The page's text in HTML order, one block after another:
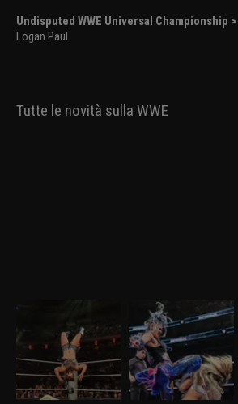
Undisputed WWE Universal Championship >
Logan Paul
Tutte le novità sulla WWE
WWE Raw 30 marzo
Madison Square
Garden
Nella puntata di Raw del
30 marzo, visibile su
discovery+, al Madison
Square Garden ci sono in
palio i titoli tag team
WWE SmackDown 27
marzo 2026: Tiffany
sfida Giulia
Nella puntata di
SmackDown del 27
marzo, visibile su
discovery+, Giulia e
Tiffany Stratton si sfidano